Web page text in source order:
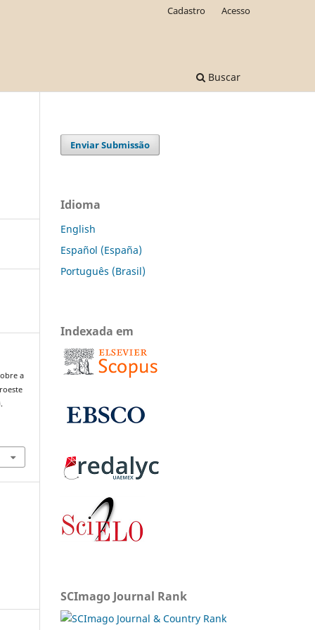
Buscar
Cadastro Acesso
a
Enviar Submissão
Idioma
English
Español (España)
Português (Brasil)
Indexada em
SCImago Journal Rank